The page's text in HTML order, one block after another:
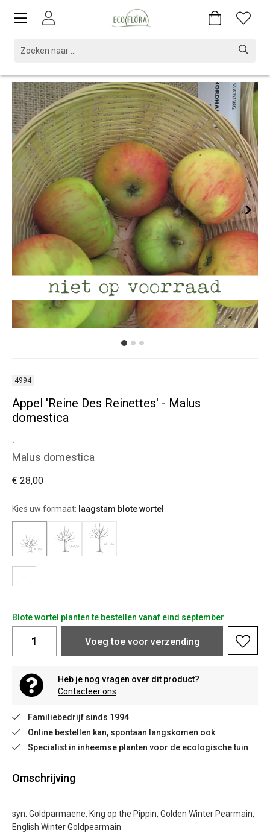
4994
Appel 'Reine Des Reinettes' - Malus
domestica
.
Malus domestica
€ 28,00
Kies uw formaat: laagstam blote wortel
-
Blote wortel planten te bestellen vanaf eind september
Voeg toe voor verzending
Heb je nog vragen over dit product?
Contacteer ons
Familiebedrijf sinds 1994
Online bestellen kan, spontaan langskomen ook
Specialist in inheemse planten voor de ecologische tuin
Omschrijving
syn. Goldparmaene, King op the Pippin, Golden Winter Pearmain,
English Winter Goldpearmain